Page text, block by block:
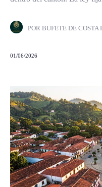
POR BUFETE DE COSTA
01/06/2026